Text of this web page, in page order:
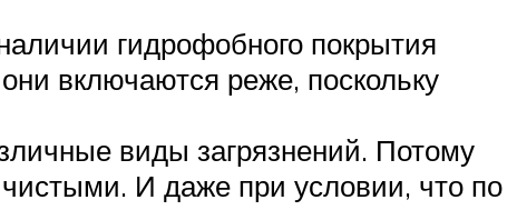
гидрофобного покрытия
включаются реже, поскольку
виды загрязнений. Потому
И даже при условии, что по